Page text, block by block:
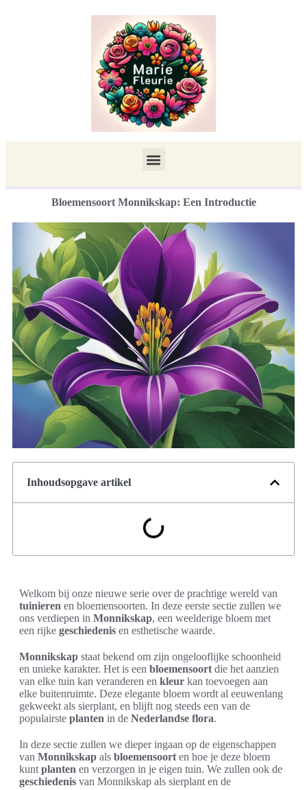
Bloemensoort Monnikskap: Een Introductie
Inhoudsopgave artikel
Welkom bij onze nieuwe serie over de prachtige wereld van
tuinieren en bloemensoorten. In deze eerste sectie zullen we
ons verdiepen in Monnikskap, een weelderige bloem met
een rijke geschiedenis en esthetische waarde.
Monnikskap staat bekend om zijn ongelooflijke schoonheid
en unieke karakter. Het is een bloemensoort die het aanzien
van elke tuin kan veranderen en kleur kan toevoegen aan
elke buitenruimte. Deze elegante bloem wordt al eeuwenlang
gekweekt als sierplant, en blijft nog steeds een van de
populairste planten in de Nederlandse flora.
In deze sectie zullen we dieper ingaan op de eigenschappen
van Monnikskap als bloemensoort en hoe je deze bloem
kunt planten en verzorgen in je eigen tuin. We zullen ook de
geschiedenis van Monnikskap als sierplant en de